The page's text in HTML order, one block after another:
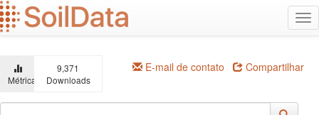
Ir
para
o
principal
Métricas
9,371
Downloads
E-mail de contato Compartilhar